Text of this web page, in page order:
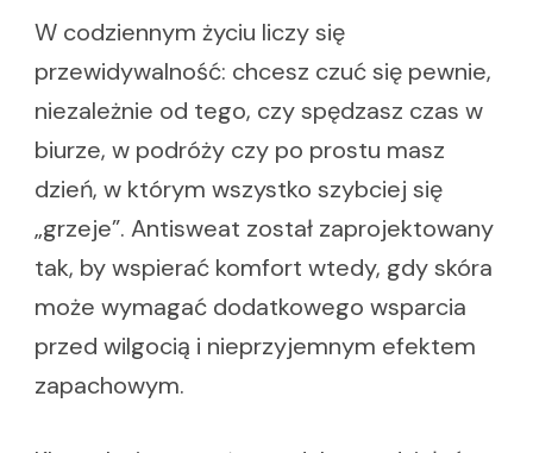
W codziennym życiu liczy się
przewidywalność: chcesz czuć się pewnie,
niezależnie od tego, czy spędzasz czas w
biurze, w podróży czy po prostu masz
dzień, w którym wszystko szybciej się
„grzeje”. Antisweat został zaprojektowany
tak, by wspierać komfort wtedy, gdy skóra
może wymagać dodatkowego wsparcia
przed wilgocią i nieprzyjemnym efektem
zapachowym.